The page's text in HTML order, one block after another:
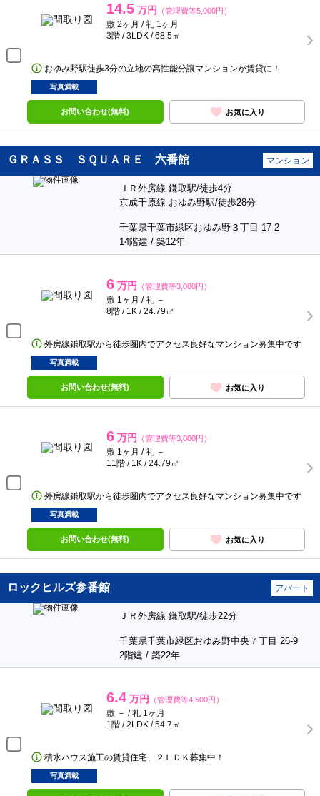
14.5 万円 （管理費等5,000円）
敷 2ヶ月 / 礼 1ヶ月
3階 / 3LDK / 68.5㎡
おゆみ野駅徒歩3分の立地の高性能分譲マンションが賃貸に！
写真満載
お問い合わせ(無料) お気に入り
ＧＲＡＳＳ ＳＱＵＡＲＥ 六番館 マンション
ＪＲ外房線 鎌取駅/徒歩4分
京成千原線 おゆみ野駅/徒歩28分
千葉県千葉市緑区おゆみ野３丁目 17-2
14階建 / 築12年
6 万円 （管理費等3,000円）
敷 1ヶ月 / 礼 －
8階 / 1K / 24.79㎡
外房線鎌取駅から徒歩圏内でアクセス良好なマンション募集中です
写真満載
お問い合わせ(無料) お気に入り
6 万円 （管理費等3,000円）
敷 1ヶ月 / 礼 －
11階 / 1K / 24.79㎡
外房線鎌取駅から徒歩圏内でアクセス良好なマンション募集中です
写真満載
お問い合わせ(無料) お気に入り
ロックヒルズ参番館 アパート
ＪＲ外房線 鎌取駅/徒歩22分
千葉県千葉市緑区おゆみ野中央７丁目 26-9
2階建 / 築22年
6.4 万円 （管理費等4,500円）
敷 － / 礼 1ヶ月
1階 / 2LDK / 54.7㎡
積水ハウス施工の賃貸住宅、２ＬＤＫ募集中！
写真満載